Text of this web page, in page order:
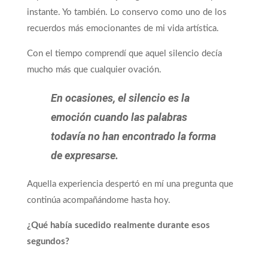
instante. Yo también. Lo conservo como uno de los
recuerdos más emocionantes de mi vida artística.
Con el tiempo comprendí que aquel silencio decía
mucho más que cualquier ovación.
En ocasiones, el silencio es la
emoción cuando las palabras
todavía no han encontrado la forma
de expresarse.
Aquella experiencia despertó en mí una pregunta que
continúa acompañándome hasta hoy.
¿Qué había sucedido realmente durante esos
segundos?